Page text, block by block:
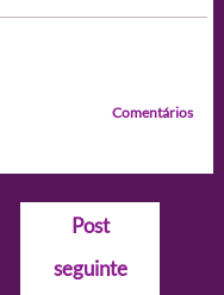
Comentários
Post
seguinte